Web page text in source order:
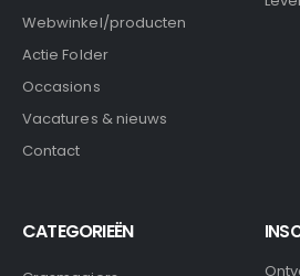
Webwinkel/producten
Actie Folder
Occasions
Vacatures & nieuws
Contact
CATEGORIEËN